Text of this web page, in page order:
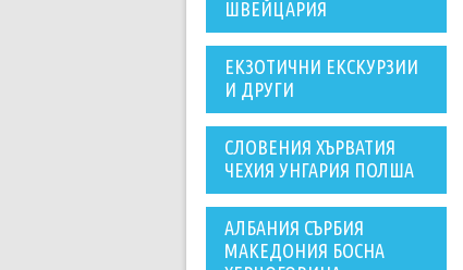
ШВЕЙЦАРИЯ
ЕКЗОТИЧНИ ЕКСКУРЗИИ
И ДРУГИ
СЛОВЕНИЯ ХЪРВАТИЯ
ЧЕХИЯ УНГАРИЯ ПОЛША
АЛБАНИЯ СЪРБИЯ
МАКЕДОНИЯ БОСНА